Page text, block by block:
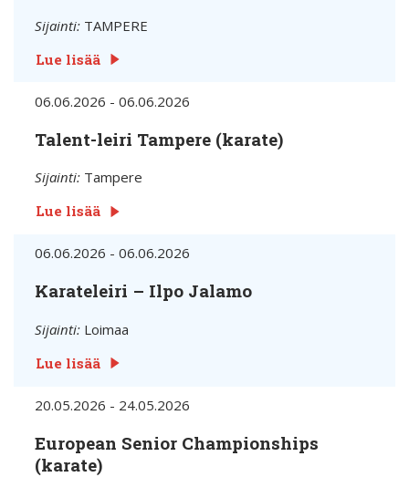
Sijainti: TAMPERE
Lue lisää
06.06.2026 - 06.06.2026
Talent-leiri Tampere (karate)
Sijainti: Tampere
Lue lisää
06.06.2026 - 06.06.2026
Karateleiri – Ilpo Jalamo
Sijainti: Loimaa
Lue lisää
20.05.2026 - 24.05.2026
European Senior Championships
(karate)